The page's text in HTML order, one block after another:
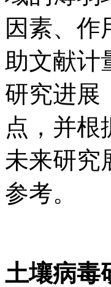
因素、作
助文献计
研究进展
点，并根
未来研究
参考。
土壤病毒